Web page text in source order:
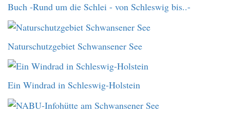
Buch -Rund um die Schlei - von Schleswig bis..-
Naturschutzgebiet Schwansener See
Ein Windrad in Schleswig-Holstein